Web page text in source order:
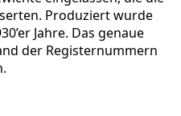
Produziert wurde
Jahre. Das genaue
der Registernummern